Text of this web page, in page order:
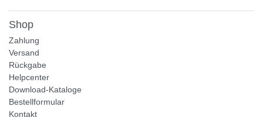
Shop
Zahlung
Versand
Rückgabe
Helpcenter
Download-Kataloge
Bestellformular
Kontakt